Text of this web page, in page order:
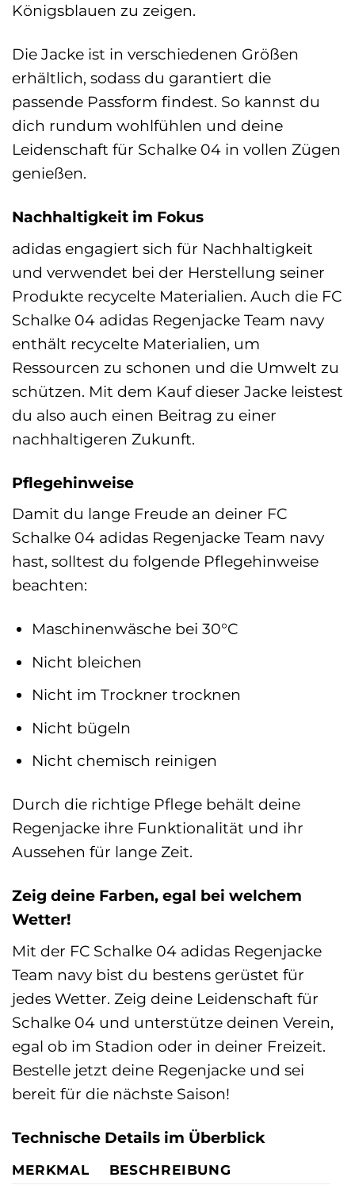
Königsblauen zu zeigen.
Die Jacke ist in verschiedenen Größen
erhältlich, sodass du garantiert die
passende Passform findest. So kannst du
dich rundum wohlfühlen und deine
Leidenschaft für Schalke 04 in vollen Zügen
genießen.
Nachhaltigkeit im Fokus
adidas engagiert sich für Nachhaltigkeit
und verwendet bei der Herstellung seiner
Produkte recycelte Materialien. Auch die FC
Schalke 04 adidas Regenjacke Team navy
enthält recycelte Materialien, um
Ressourcen zu schonen und die Umwelt zu
schützen. Mit dem Kauf dieser Jacke leistest
du also auch einen Beitrag zu einer
nachhaltigeren Zukunft.
Pflegehinweise
Damit du lange Freude an deiner FC
Schalke 04 adidas Regenjacke Team navy
hast, solltest du folgende Pflegehinweise
beachten:
Maschinenwäsche bei 30°C
Nicht bleichen
Nicht im Trockner trocknen
Nicht bügeln
Nicht chemisch reinigen
Durch die richtige Pflege behält deine
Regenjacke ihre Funktionalität und ihr
Aussehen für lange Zeit.
Zeig deine Farben, egal bei welchem
Wetter!
Mit der FC Schalke 04 adidas Regenjacke
Team navy bist du bestens gerüstet für
jedes Wetter. Zeig deine Leidenschaft für
Schalke 04 und unterstütze deinen Verein,
egal ob im Stadion oder in deiner Freizeit.
Bestelle jetzt deine Regenjacke und sei
bereit für die nächste Saison!
Technische Details im Überblick
MERKMAL BESCHREIBUNG